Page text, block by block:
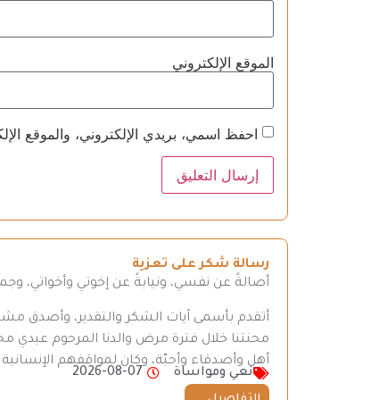
الموقع الإلكتروني
احفظ اسمي، بريدي الإلكتروني، والموقع
رسالة شكر على تعزية
أصالةً عن نفسي، ونيابةً عن إخوتي وأخواتي،
أتقدم بأسمى آيات الشكر والتقدير، وأصدق
محنتنا خلال فترة مرض والدنا المرحوم
أهل وأصدقاء وأحبّة، وكان لمواقفهم الإنسانية
نعي ومواساة
2026-08-07